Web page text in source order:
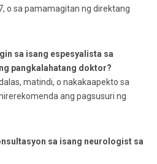
o sa pamamagitan ng direktang
sa isang espesyalista sa
pangkalahatang doktor?
matindi, o nakakaapekto sa
ang pagsusuri ng
sa isang neurologist sa